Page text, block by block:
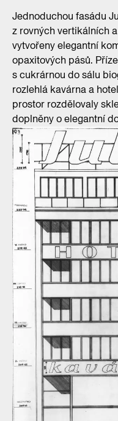
Jednoduchou fasádu
z rovných vertikálních
vytvořeny elegantní
opaxitových pásů.
s cukrárnou do sálu
rozlehlá kavárna a
prostor rozdělovaly
doplněny o elegantní